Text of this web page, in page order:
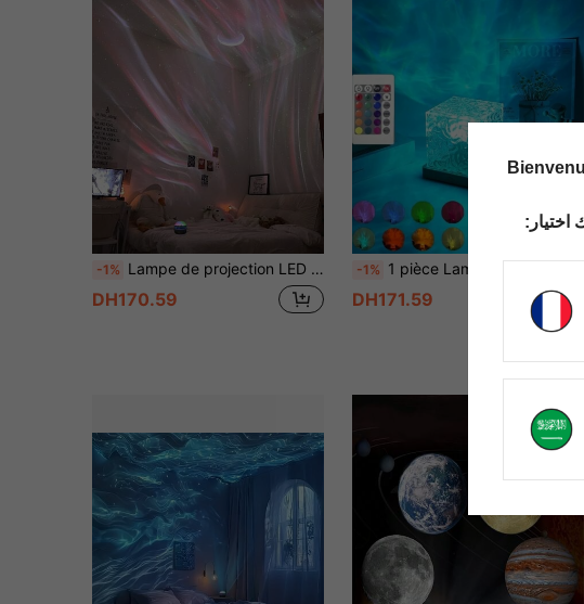
-1% Lampe de projection LED avec effets arctiques et vagues d'eau, télécommande, ambiance multicolore, convient pour la décoration de la chambre, diverses décorations de fêtes et de fêtes
DH170.59
-1% 1 pièce Lampe de décoration de plafond RGB, lampe à projection multifonctionnelle de vagues d'eau, lampe d'ambiance à rotation de vagues océaniques avec télécommande, projection LED colorée pour créer une ambiance de rêve, convient pour le salon, la chambre à coucher
DH171.59